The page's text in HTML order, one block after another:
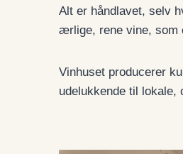
Alt er håndlavet, selv
ærlige, rene vine, som
Vinhuset producerer
udelukkende til lokale,